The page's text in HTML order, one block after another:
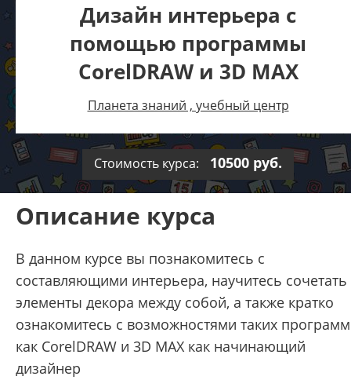
Дизайн интерьера с
помощью программы
CorelDRAW и 3D MAX
Планета знаний , учебный центр
Стоимость курса: 10500 руб.
Описание курса
В данном курсе вы познакомитесь с
составляющими интерьера, научитесь сочетать
элементы декора между собой, а также кратко
ознакомитесь с возможностями таких программ
как CorelDRAW и 3D MAX как начинающий
дизайнер